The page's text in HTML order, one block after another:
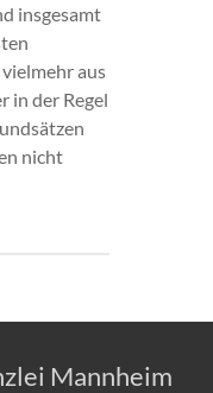
insgesamt
aus
in der Regel
nicht
Mannheim